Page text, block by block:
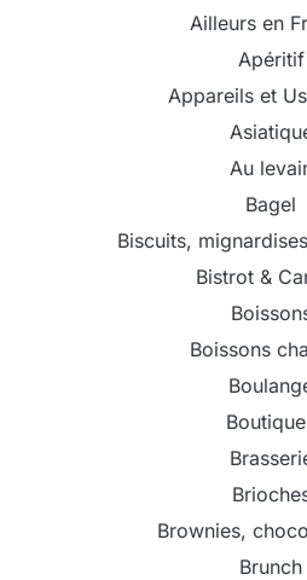
Ailleurs en
Apéritif
Appareils et
Au
Bagel
Biscuits,
Bistrot &
Boissons
Brownies,
Brunch